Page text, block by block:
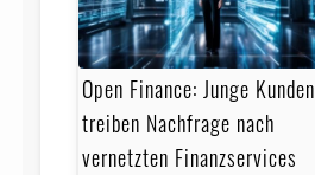
Open Finance: Junge Kunden
treiben Nachfrage nach
vernetzten Finanzservices